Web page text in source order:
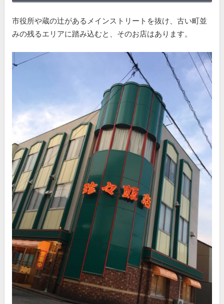
市役所や蔵の辻があるメインストリートを抜け、古い町並
みの残るエリアに踏み込むと、そのお店はあります。